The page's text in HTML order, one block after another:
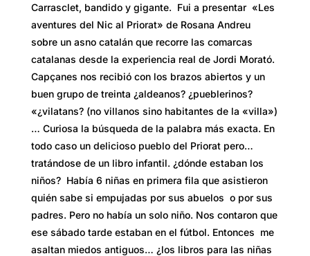
Carrasclet, bandido y gigante. Fui a presentar «Les
aventures del Nic al Priorat» de Rosana Andreu
sobre un asno catalán que recorre las comarcas
catalanas desde la experiencia real de Jordi Morató.
Capçanes nos recibió con los brazos abiertos y un
buen grupo de treinta ¿aldeanos? ¿pueblerinos?
«¿vilatans? (no villanos sino habitantes de la «villa»)
… Curiosa la búsqueda de la palabra más exacta. En
todo caso un delicioso pueblo del Priorat pero…
tratándose de un libro infantil. ¿dónde estaban los
niños? Había 6 niñas en primera fila que asistieron
quién sabe si empujadas por sus abuelos o por sus
padres. Pero no había un solo niño. Nos contaron que
ese sábado tarde estaban en el fútbol. Entonces me
asaltan miedos antiguos… ¿los libros para las niñas